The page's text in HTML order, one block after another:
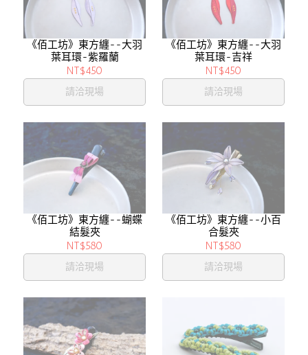
《佰工坊》東方纏--大羽
葉耳環-紫羅蘭
NT$450
請洽現場
《佰工坊》東方纏--大羽
葉耳環-吉祥
NT$450
請洽現場
《佰工坊》東方纏--蝴蝶
結髮夾
NT$580
請洽現場
《佰工坊》東方纏--小百
合髮夾
NT$580
請洽現場